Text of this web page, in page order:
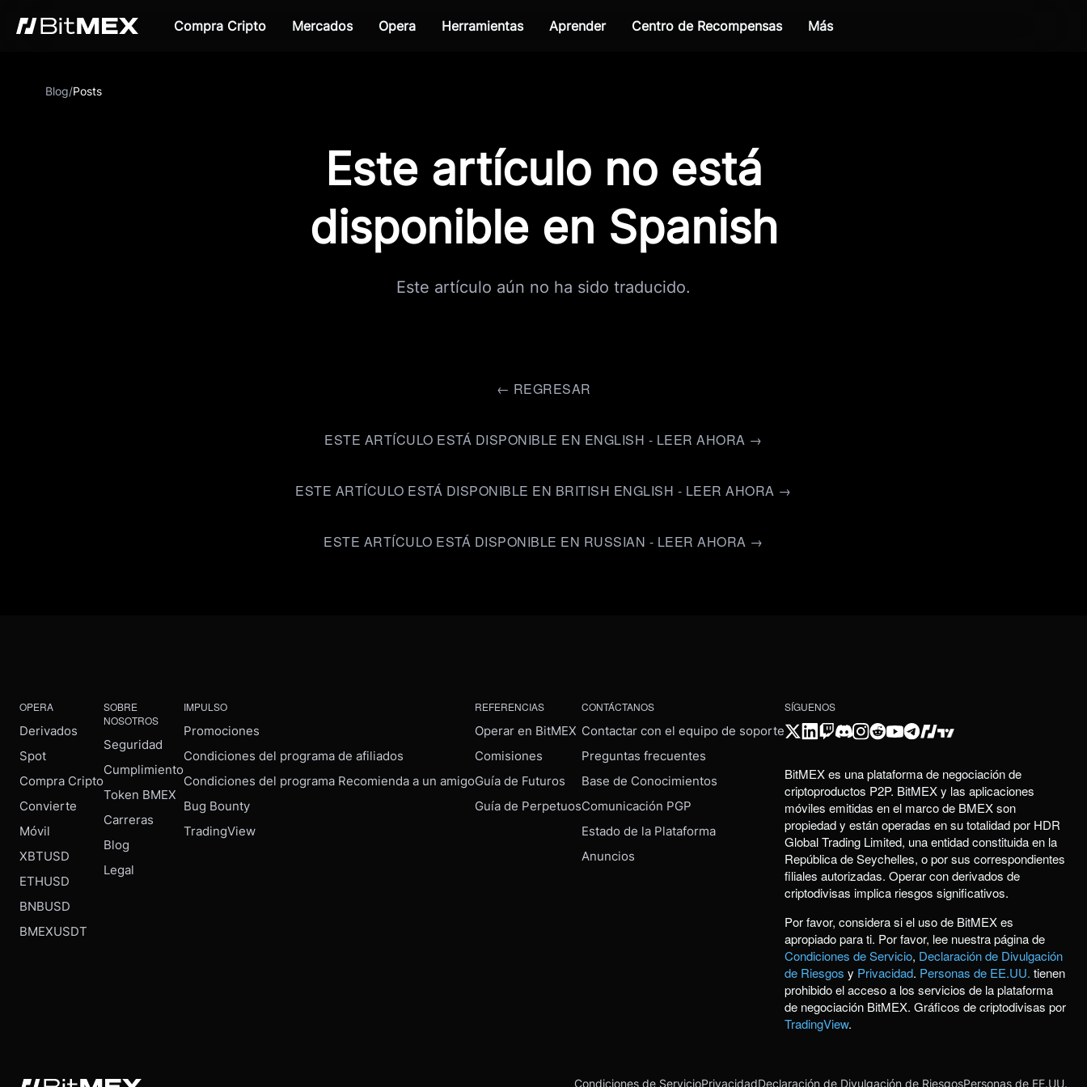
Compra Cripto Mercados Opera Herramientas Aprender Centro de Recompensas Más
Blog/Posts
Este artículo no está
disponible en Spanish
Este artículo aún no ha sido traducido.
← REGRESAR
ESTE ARTÍCULO ESTÁ DISPONIBLE EN ENGLISH - LEER AHORA →
ESTE ARTÍCULO ESTÁ DISPONIBLE EN BRITISH ENGLISH - LEER AHORA →
ESTE ARTÍCULO ESTÁ DISPONIBLE EN RUSSIAN - LEER AHORA →
OPERA
Derivados
Spot
Compra Cripto
Convierte
Móvil
XBTUSD
ETHUSD
BNBUSD
BMEXUSDT
SOBRE
NOSOTROS
Seguridad
Cumplimiento
Token BMEX
Carreras
Blog
Legal
IMPULSO
Promociones
Condiciones del programa de afiliados
Condiciones del programa Recomienda a un amigo
Bug Bounty
TradingView
REFERENCIAS
Operar en BitMEX
Comisiones
Guía de Futuros
Guía de Perpetuos
CONTÁCTANOS
Contactar con el equipo de soporte
Preguntas frecuentes
Base de Conocimientos
Comunicación PGP
Estado de la Plataforma
Anuncios
SÍGUENOS
BitMEX es una plataforma de negociación de
criptoproductos P2P. BitMEX y las aplicaciones
móviles emitidas en el marco de BMEX son
propiedad y están operadas en su totalidad por HDR
Global Trading Limited, una entidad constituida en la
República de Seychelles, o por sus correspondientes
filiales autorizadas. Operar con derivados de
criptodivisas implica riesgos significativos.
Por favor, considera si el uso de BitMEX es
apropiado para ti. Por favor, lee nuestra página de
Condiciones de Servicio, Declaración de Divulgación
de Riesgos y Privacidad. Personas de EE.UU. tienen
prohibido el acceso a los servicios de la plataforma
de negociación BitMEX. Gráficos de criptodivisas por
TradingView.
Condiciones de ServicioPrivacidadDeclaración de Divulgación de RiesgosPersonas de EE.UU.